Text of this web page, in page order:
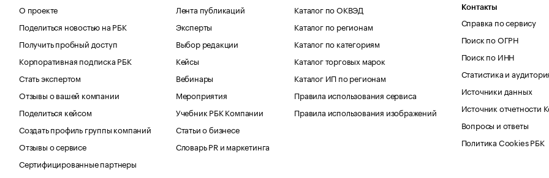
О проекте
Поделиться новостью на РБК
Получить пробный доступ
Корпоративная подписка РБК
Стать экспертом
Отзывы о вашей компании
Поделиться кейсом
Создать профиль группы компаний
Отзывы о сервисе
Сертифицированные партнеры
Лента публикаций
Эксперты
Выбор редакции
Кейсы
Вебинары
Мероприятия
Учебник РБК Компании
Статьи о бизнесе
Словарь PR и маркетинга
Каталог по ОКВЭД
Каталог по регионам
Каталог по категориям
Каталог торговых марок
Каталог ИП по регионам
Правила использования сервиса
Правила использования изображений
Контакты
Справка по сервису
Поиск по ОГРН
Поиск по ИНН
Статистика и
Источники данных
Источник отчетности
Вопросы и ответы
Политика Cookies РБК